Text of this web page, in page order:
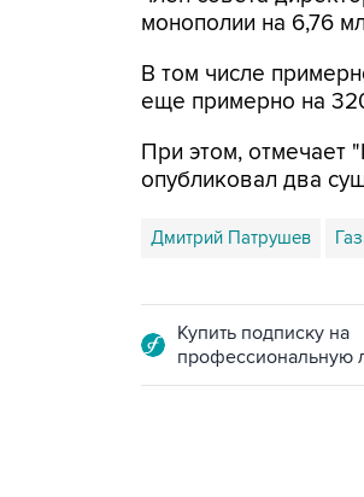
монополии на 6,76
В том числе
еще примерно на
При этом, отмечает
опубликовал два
Дмитрий Патрушев
Купить подписку на
профессиональную